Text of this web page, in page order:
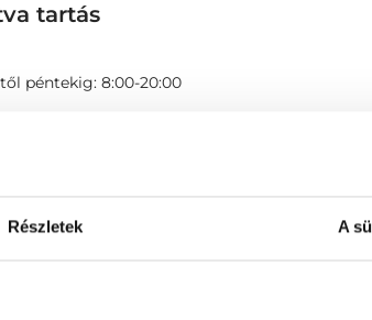
Részletek A
tartás
péntekig: 8:00-20:00